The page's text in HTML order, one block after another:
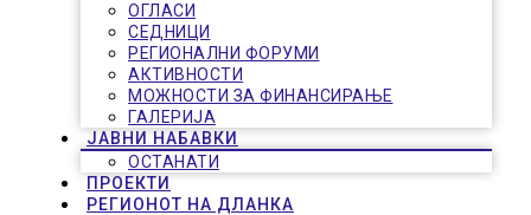
ОГЛАСИ
СЕДНИЦИ
РЕГИОНАЛНИ ФОРУМИ
АКТИВНОСТИ
МОЖНОСТИ ЗА ФИНАНСИРАЊЕ
ГАЛЕРИЈА
ЈАВНИ НАБАВКИ
ОСТАНАТИ
ПРОЕКТИ
РЕГИОНОТ НА ДЛАНКА